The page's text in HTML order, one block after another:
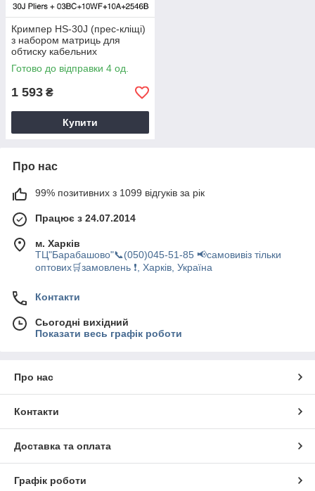
Кримпер HS-30J (прес-кліщі)
з набором матриць для
обтиску кабельних
наконечників конекторів та
роз'ємів
Готово до відправки 4 од.
1 593 ₴
Купити
Про нас
99% позитивних з 1099 відгуків за рік
Працює з 24.07.2014
м. Харків
ТЦ"Барабашово"📞(050)045-51-85 📢самовивіз тільки
оптових🛒замовлень ❗, Харків, Україна
Контакти
Сьогодні вихідний
Показати весь графік роботи
Про нас
Контакти
Доставка та оплата
Графік роботи